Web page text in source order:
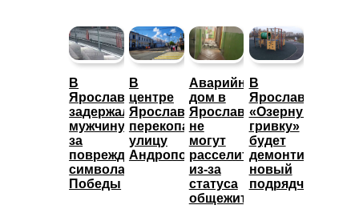
В
Ярославле
задержали
мужчину
за
повреждение
символа
Победы
В
центре
Ярославля
перекопали
улицу
Андропова
Аварийный
дом в
Ярославле
не
могут
расселить
из-за
статуса
общежития
В
Ярославле
«Озерную
гривку»
будет
демонтировать
новый
подрядчик